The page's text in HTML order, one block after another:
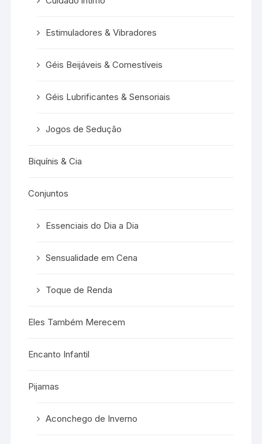
Estimuladores & Vibradores
Géis Beijáveis & Comestíveis
Géis Lubrificantes & Sensoriais
Jogos de Sedução
Biquínis & Cia
Conjuntos
Essenciais do Dia a Dia
Sensualidade em Cena
Toque de Renda
Eles Também Merecem
Encanto Infantil
Pijamas
Aconchego de Inverno